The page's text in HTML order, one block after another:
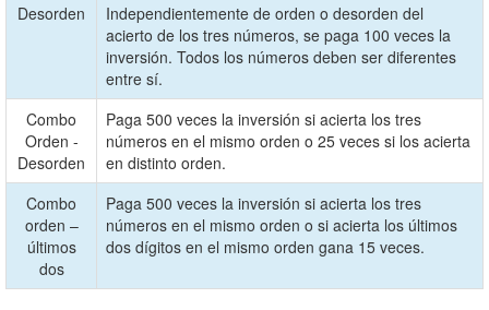
Desorden
Independientemente de orden o desorden del
acierto de los tres números, se paga 100 veces la
inversión. Todos los números deben ser diferentes
entre sí.
Combo
Orden -
Desorden
Paga 500 veces la inversión si acierta los tres
números en el mismo orden o 25 veces si los acierta
en distinto orden.
Combo
orden –
últimos
dos
Paga 500 veces la inversión si acierta los tres
números en el mismo orden o si acierta los últimos
dos dígitos en el mismo orden gana 15 veces.